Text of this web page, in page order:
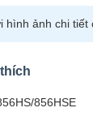
ảnh chi
856HSE